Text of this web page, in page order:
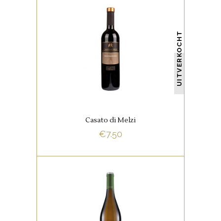
UITVERKOCHT
ITALIAANSE FAVORIETEN
RODE WIJNEN
Negroamaro – Puglia – Italia,
donker van kleur.Donker van
kleur, bramen, kersen, vanille en
BUY NOW
Casato di Melzi
€7.50
ITALIAANSE FAVORIETEN
WITTE WIJNEN